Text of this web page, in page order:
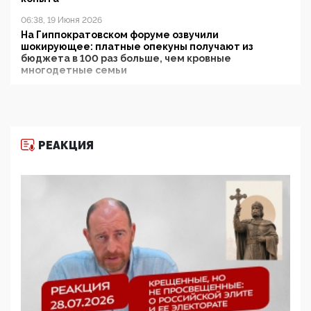
06:38, 19 Июня 2026
На Гиппократовском форуме озвучили
шокирующее: платные опекуны получают из
бюджета в 100 раз больше, чем кровные
многодетные семьи
11:53, 09 Июня 2026
деятельность ИИТО ЮНЕСКО в России, но
цифроглобалисты продолжают определять
повестку в образовании
09:43, 01 Июня 2026
5G за счет здоровья граждан: Минцифры намерено
отобрать у регионов и муниципалитетов право
защищать жилые дома и социальные объекты от
05:58, 26 Мая 2026
РЕАКЦИЯ